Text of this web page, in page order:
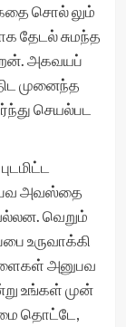
சொல் லும்
தேடல் சுமந்த
அகவயப்
முனைந்த
செயல்பட
அவஸ்தை
வெறும்
உருவாக்கி
அனுபவ
உங்கள் முன்
தொட்டே,